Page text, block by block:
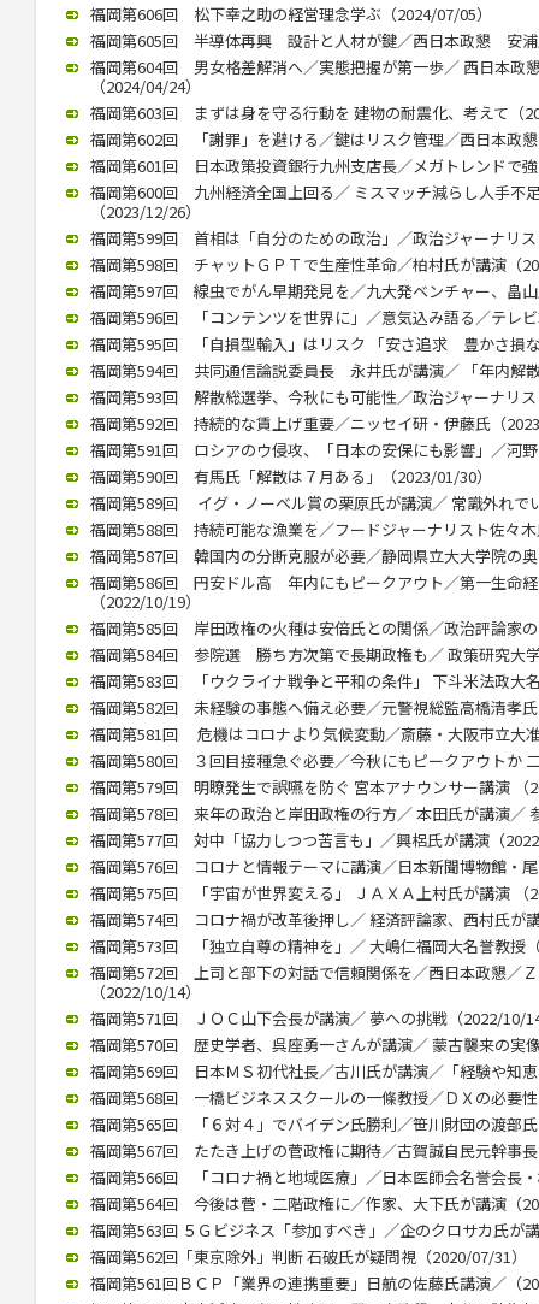
福岡第606回 松下幸之助の経営理念学ぶ（2024/07/05）
福岡第605回 半導体再興 設計と人材が鍵／西日本政懇 安浦
福岡第604回 男女格差解消へ／実態把握が第一歩／ 西日本政
（2024/04/24）
福岡第603回 まずは身を守る行動を 建物の耐震化、考えて（
福岡第602回 「謝罪」を避ける／鍵はリスク管理／西日本政
福岡第601回 日本政策投資銀行九州支店長／メガトレンドで
福岡第600回 九州経済全国上回る／ ミスマッチ減らし人手不
（2023/12/26）
福岡第599回 首相は「自分のための政治」／政治ジャーナリ
福岡第598回 チャットＧＰＴで生産性革命／柏村氏が講演（
福岡第597回 線虫でがん早期発見を／九大発ベンチャー、畠
福岡第596回 「コンテンツを世界に」／意気込み語る／テレ
福岡第595回 「自損型輸入」はリスク 「安さ追求 豊かさ損
福岡第594回 共同通信論説委員長 永井氏が講演／ 「年内解
福岡第593回 解散総選挙、今秋にも可能性／政治ジャーナリ
福岡第592回 持続的な賃上げ重要／ニッセイ研・伊藤氏（
福岡第591回 ロシアのウ侵攻、「日本の安保にも影響」／河
福岡第590回 有馬氏「解散は７月ある」（2023/01/30）
福岡第589回 イグ・ノーベル賞の栗原氏が講演／ 常識外れで
福岡第588回 持続可能な漁業を／フードジャーナリスト佐々
福岡第587回 韓国内の分断克服が必要／静岡県立大大学院の
福岡第586回 円安ドル高 年内にもピークアウト／第一生命
（2022/10/19）
福岡第585回 岸田政権の火種は安倍氏との関係／政治評論家
福岡第584回 参院選 勝ち方次第で長期政権も／ 政策研究大
福岡第583回 「ウクライナ戦争と平和の条件」 下斗米法政大
福岡第582回 未経験の事態へ備え必要／元警視総監高橋清孝
福岡第581回 危機はコロナより気候変動／斎藤・大阪市立大
福岡第580回 ３回目接種急ぐ必要／今秋にもピークアウトか
福岡第579回 明瞭発生で誤嚥を防ぐ 宮本アナウンサー講演 （
福岡第578回 来年の政治と岸田政権の行方／ 本田氏が講演／
福岡第577回 対中「協力しつつ苦言も」／興梠氏が講演（
福岡第576回 コロナと情報テーマに講演／日本新聞博物館・
福岡第575回 「宇宙が世界変える」 ＪＡＸＡ上村氏が講演 （
福岡第574回 コロナ禍が改革後押し／ 経済評論家、西村氏が
福岡第573回 「独立自尊の精神を」／ 大嶋仁福岡大名誉教授
福岡第572回 上司と部下の対話で信頼関係を／西日本政懇／
（2022/10/14）
福岡第571回 ＪＯＣ山下会長が講演／ 夢への挑戦（2022/10/
福岡第570回 歴史学者、呉座勇一さんが講演／ 蒙古襲来の実
福岡第569回 日本ＭＳ初代社長／古川氏が講演／「経験や知
福岡第568回 一橋ビジネススクールの一條教授／ＤＸの必要
福岡第565回 「６対４」でバイデン氏勝利／笹川財団の渡部
福岡第567回 たたき上げの菅政権に期待／古賀誠自民元幹事
福岡第566回 「コロナ禍と地域医療」／日本医師会名誉会長
福岡第564回 今後は菅・二階政権に／作家、大下氏が講演（
福岡第563回 ５Ｇビジネス「参加すべき」／企のクロサカ氏が
福岡第562回「東京除外」判断 石破氏が疑問視（2020/07/31）
福岡第561回ＢＣＰ「業界の連携重要」日航の佐藤氏講演／（